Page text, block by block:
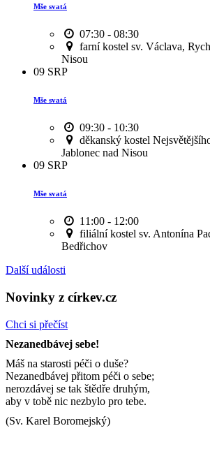
Mše svatá
07:30 - 08:30
farní kostel sv. Václava,
Nisou
09 SRP
Mše svatá
09:30 - 10:30
děkanský kostel
Jablonec nad Nisou
09 SRP
Mše svatá
11:00 - 12:00
filiální kostel sv. Antonína
Bedřichov
Další události
Novinky z církev.cz
Chci si přečíst
Nezanedbávej sebe!
Máš na starosti péči o duše?
Nezanedbávej přitom péči o sebe;
nerozdávej se tak štědře druhým,
aby v tobě nic nezbylo pro tebe.
(Sv. Karel Boromejský)